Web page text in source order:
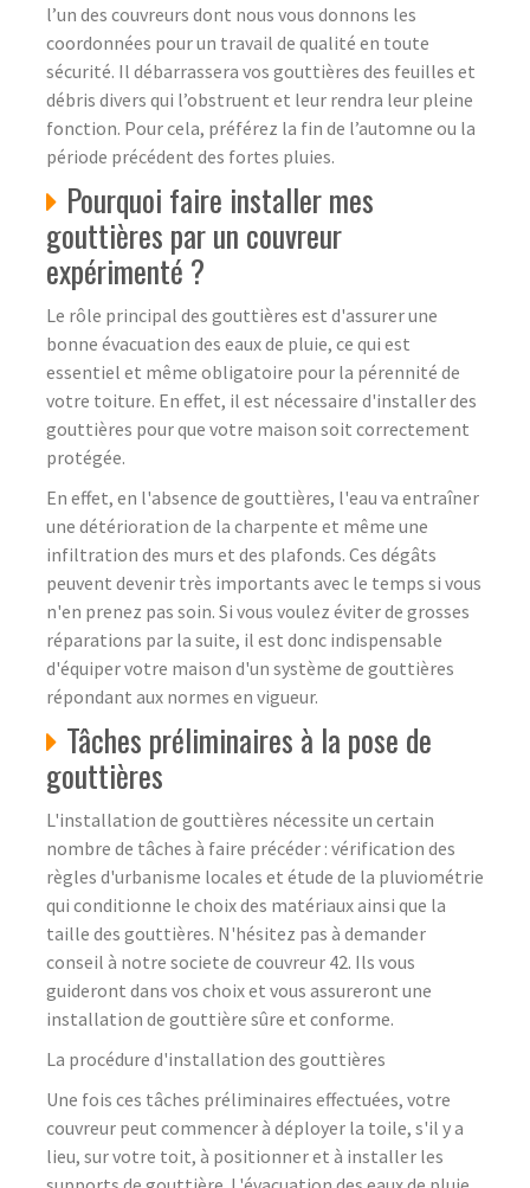
l’un des couvreurs dont nous vous donnons les
coordonnées pour un travail de qualité en toute
sécurité. Il débarrassera vos gouttières des feuilles et
débris divers qui l’obstruent et leur rendra leur pleine
fonction. Pour cela, préférez la fin de l’automne ou la
période précédent des fortes pluies.
Pourquoi faire installer mes
gouttières par un couvreur
expérimenté ?
Le rôle principal des gouttières est d'assurer une
bonne évacuation des eaux de pluie, ce qui est
essentiel et même obligatoire pour la pérennité de
votre toiture. En effet, il est nécessaire d'installer des
gouttières pour que votre maison soit correctement
protégée.
En effet, en l'absence de gouttières, l'eau va entraîner
une détérioration de la charpente et même une
infiltration des murs et des plafonds. Ces dégâts
peuvent devenir très importants avec le temps si vous
n'en prenez pas soin. Si vous voulez éviter de grosses
réparations par la suite, il est donc indispensable
d'équiper votre maison d'un système de gouttières
répondant aux normes en vigueur.
Tâches préliminaires à la pose de
gouttières
L'installation de gouttières nécessite un certain
nombre de tâches à faire précéder : vérification des
règles d'urbanisme locales et étude de la pluviométrie
qui conditionne le choix des matériaux ainsi que la
taille des gouttières. N'hésitez pas à demander
conseil à notre societe de couvreur 42. Ils vous
guideront dans vos choix et vous assureront une
installation de gouttière sûre et conforme.
La procédure d'installation des gouttières
Une fois ces tâches préliminaires effectuées, votre
couvreur peut commencer à déployer la toile, s'il y a
lieu, sur votre toit, à positionner et à installer les